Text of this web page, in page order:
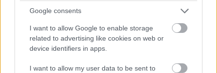
Google consents
I want to allow Google to enable storage
related to advertising like cookies on web or
device identifiers in apps.
I want to allow my user data to be sent to
Nosaukts Eiropas
spēcīgākais
izlūkdienests, bet tas
ir Latvija?
Miljoniiztērēti, skats uz
Vecrīgu ir, bet cilvēku
Atcelt Ziņot